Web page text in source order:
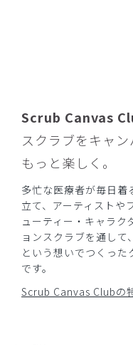
Scrub Canvas
スクラブをキャン
もっと楽しく。
多忙な医療者が毎日着
立て、アーティストや
ューティー・キャラク
ョンスクラブを通して
という想いでつくっ
です。
Scrub Canvas Clubの